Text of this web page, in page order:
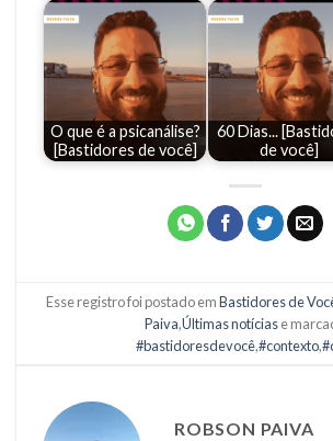
O que é a psicanálise?
[Bastidores de você]
60 Dias...
de você]
Esse registro foi postado emBastidores de
Paiva,Últimas notíciase
#bastidoresdevocê,#contexto,
ROBSON PAIVA